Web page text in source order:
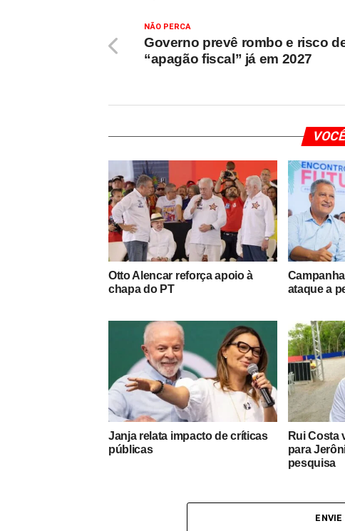
NÃO PERCA
Governo prevê rombo e risco
“apagão fiscal” já em 2027
Otto Alencar reforça apoio à
chapa do PT
ataque a
Janja relata impacto de críticas
públicas
Rui Costa
para
pesquisa